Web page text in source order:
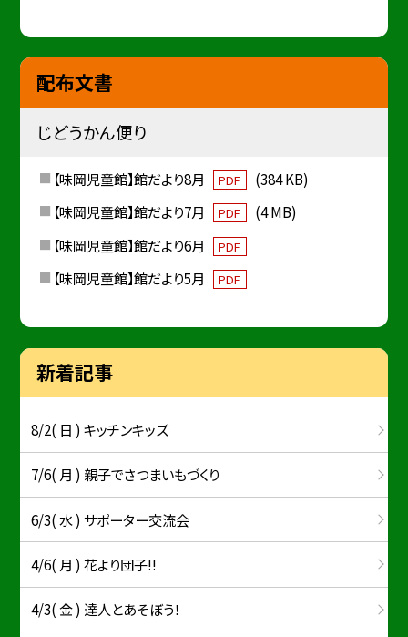
配布文書
じどうかん便り
【味岡児童館】館だより8月 PDF
(384 KB)
【味岡児童館】館だより7月
PDF
(4 MB)
【味岡児童館】館だより6月
PDF
【味岡児童館】館だより5月 PDF
新着記事
8/2( 日 ) キッチンキッズ
7/6( 月 ) 親子でさつまいもづくり
6/3( 水 ) サポーター交流会
4/6( 月 ) 花より団子!!
4/3( 金 ) 達人とあそぼう！